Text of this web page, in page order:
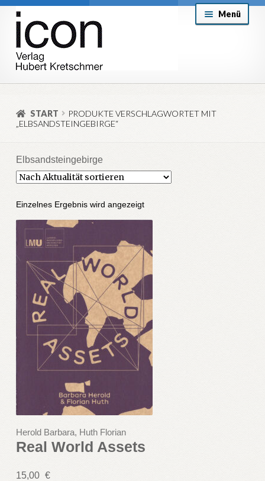
Zur
Navigation
springen
Zum
Inhalt
springen
Menü
About
Versand & Lieferung
Aktuell
START
PRODUKTE VERSCHLAGWORTET MIT
„ELBSANDSTEINGEBIRGE“
Elbsandsteingebirge
Einzelnes Ergebnis wird angezeigt
Herold Barbara, Huth Florian
Real World Assets
15,00 €